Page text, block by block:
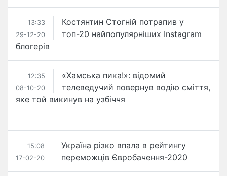
13:33
29-12-20
Костянтин Стогній потрапив у
топ-20 найпопулярніших Instagram
блогерів
12:35
08-10-20
​«Хамська пика!»: відомий
телеведучий повернув водію сміття,
яке той викинув на узбіччя
15:08
17-02-20
Україна різко впала в рейтингу
переможців Євробачення-2020